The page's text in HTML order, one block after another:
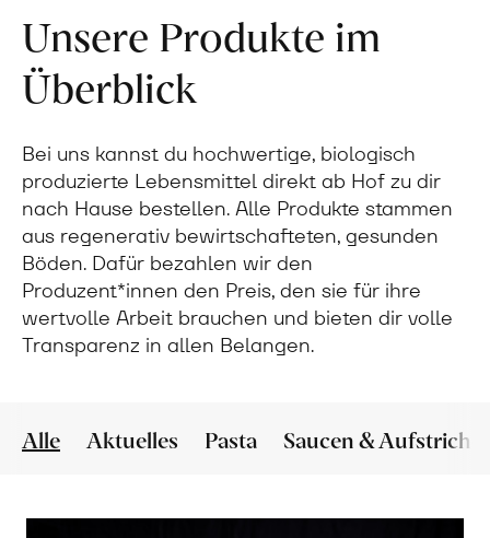
Unsere Produkte im
Überblick
Bei uns kannst du hochwertige, biologisch
produzierte Lebensmittel direkt ab Hof zu dir
nach Hause bestellen. Alle Produkte stammen
aus regenerativ bewirtschafteten, gesunden
Böden. Dafür bezahlen wir den
Produzent*innen den Preis, den sie für ihre
wertvolle Arbeit brauchen und bieten dir volle
Transparenz in allen Belangen.
Alle Aktuelles Pasta Saucen & Aufstriche